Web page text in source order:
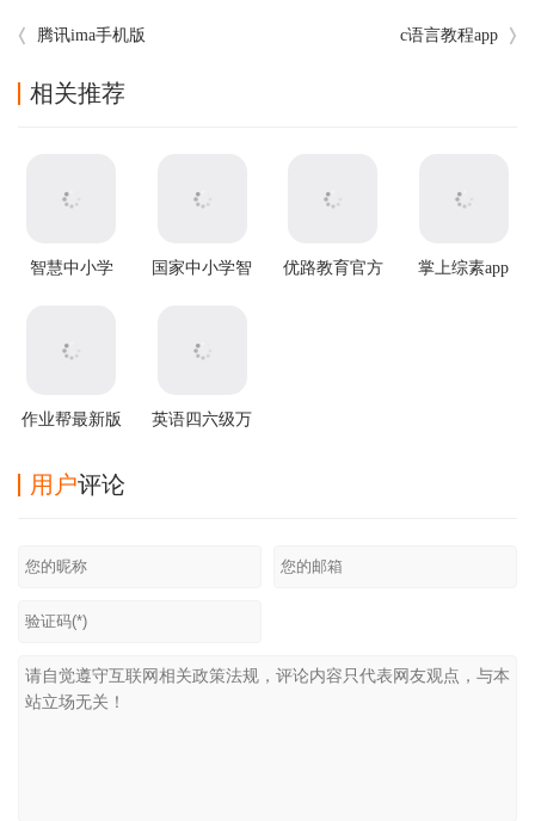
腾讯ima手机版 c语言教程app
相关推荐
智慧中小学
国家中小学智
优路教育官方
掌上综素app
作业帮最新版
英语四六级万
用户评论